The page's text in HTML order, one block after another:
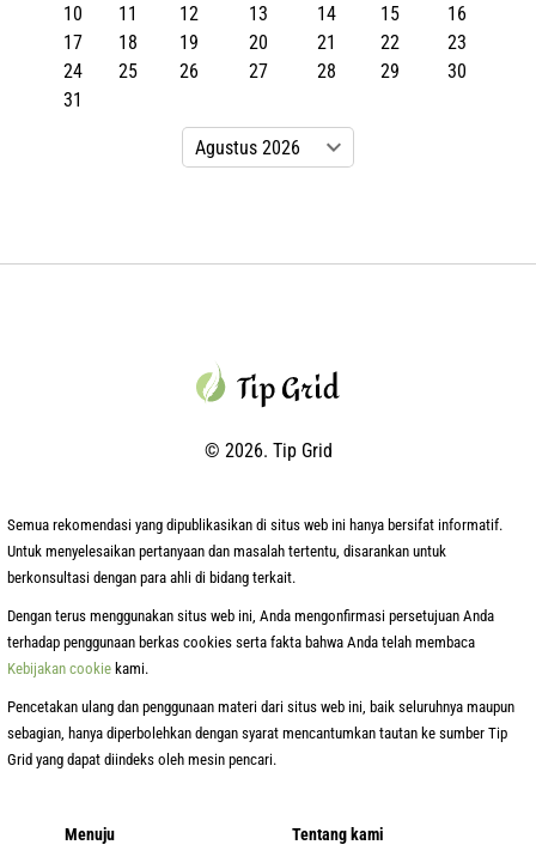
10
11 12 13 14 15
16
17
18 19 20 21 22
23
24
25 26 27 28 29
30
31
© 2026. Tip Grid
Menuju Tentang kami
Semua rekomendasi yang dipublikasikan di situs web ini hanya bersifat informatif.
Untuk menyelesaikan pertanyaan dan masalah tertentu, disarankan untuk
berkonsultasi dengan para ahli di bidang terkait.
Dengan terus menggunakan situs web ini, Anda mengonfirmasi persetujuan Anda
terhadap penggunaan berkas cookies serta fakta bahwa Anda telah membaca
Kebijakan cookie kami.
Pencetakan ulang dan penggunaan materi dari situs web ini, baik seluruhnya maupun
sebagian, hanya diperbolehkan dengan syarat mencantumkan tautan ke sumber Tip
Grid yang dapat diindeks oleh mesin pencari.